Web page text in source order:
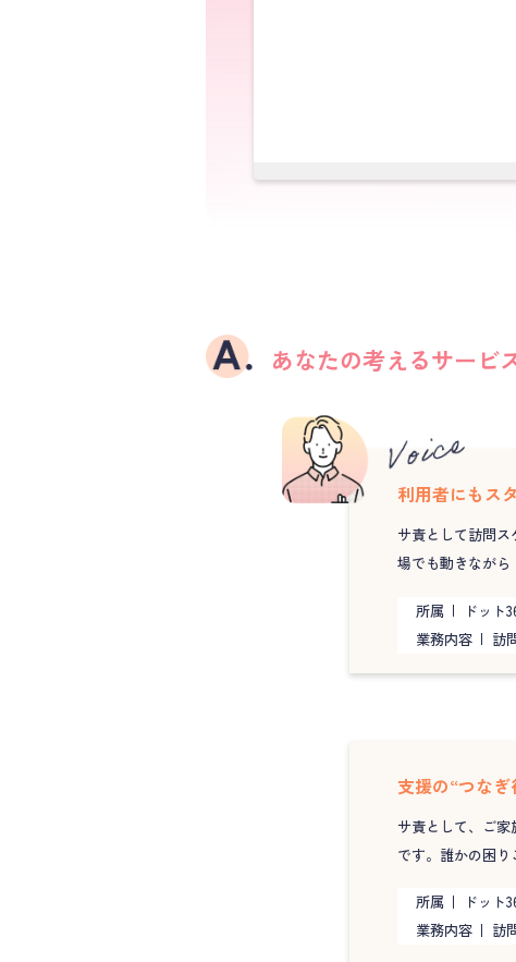
あなたの考えるサービ
利用者にもス
サ責として訪問
場でも動きながら
所属 ドット
業務内容
訪
支援の“つな
サ責として、ご
です。誰かの困り
所属 ドット
業務内容
訪